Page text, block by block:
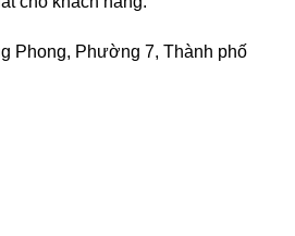
Phong, Phường 7, Thành phố